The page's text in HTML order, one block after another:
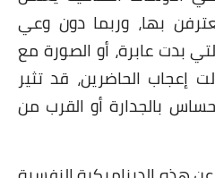
بها، وربما دون وعي
بدت عابرة، أو الصورة مع
إعجاب الحاضرين، قد تثير
بالجدارة أو القرب من